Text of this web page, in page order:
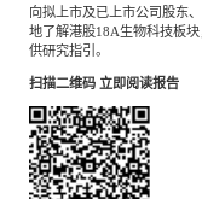
向拟上市及已上市公司股东
地了解港股18A生物科技板
供研究指引。
扫描二维码 立即阅读报告